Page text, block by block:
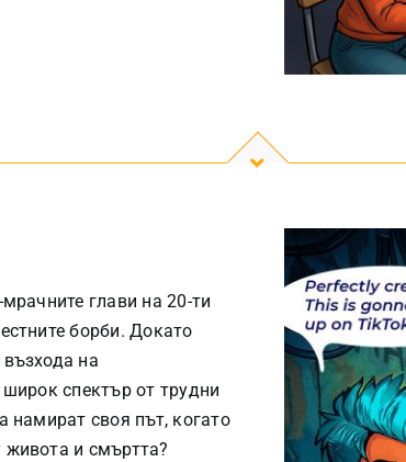
глави на 20-ти
борби. Докато
на
спектър от трудни
намират своя път, когато
и смъртта?